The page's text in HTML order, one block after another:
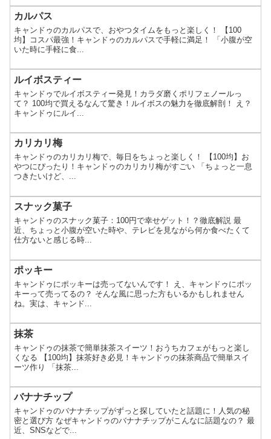
カルパス
キャンドゥのカルパスで、おやつタイムをもっと楽しく！ 【100
均】コスパ最強！キャンドゥのカルパスで手軽に満足！ 「小腹が空
いた時に手軽に食...
ルイボスティー
キャンドゥでルイボスティー発見！カラダ磨くポリフェノールっ
て？ 100均で買えるなんて驚き！ルイボスの魅力を徹底解剖！ え？
キャンドゥにルイ...
カリカリ梅
キャンドゥのカリカリ梅で、毎日をちょっと楽しく！ 【100均】お
やつにぴったり！キャンドゥのカリカリ梅がすごい 「ちょっと一息
つきたいけど、...
スナック菓子
キャンドゥのスナック菓子：100円で幸せゲット！？徹底解説 最
近、ちょっと小腹が空いた時や、テレビを見ながら何か食べたくて
仕方ないと感じる時...
ポッキー
キャンドゥにポッキーは売ってないんです！ え、キャンドゥにポッ
キーって売ってるの？ そんな風に思った方もいるかもしれません
ね。実は、キャンド...
抹茶
キャンドゥの抹茶で簡単抹茶スイーツ！おうちカフェがもっと楽し
くなる 【100均】抹茶好き必見！キャンドゥの抹茶商品で簡単スイ
ーツ作り 「抹茶...
バナナチップ
キャンドゥのバナナチップがずっと探していたと話題に！人気の秘
密と選び方 なぜキャンドゥのバナナチップがこんなに話題なの？ 最
近、SNSなどで...